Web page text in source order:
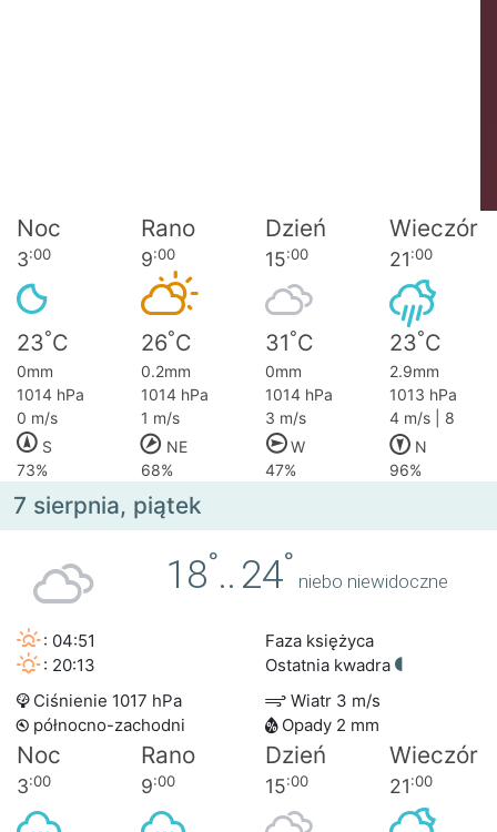
Noc Rano Dzień Wieczór
3:00 9:00 15:00 21:00
23°C 26°C 31°C 23°C
0mm 0.2mm 0mm
2.9mm
1014 hPa
1014 hPa 1014 hPa
1013 hPa
0 m/s
1 m/s 3 m/s
4 m/s | 8
S
NE W
N
73%
68% 47% 96%
7 sierpnia, piątek
18°.. 24°
niebo niewidoczne
: 04:51
: 20:13
Faza księżyca
Ostatnia kwadra
Ciśnienie 1017 hPa
Wiatr 3 m/s
północno-zachodni
Opady 2 mm
Noc Rano Dzień Wieczór
3:00 9:00 15:00 21:00